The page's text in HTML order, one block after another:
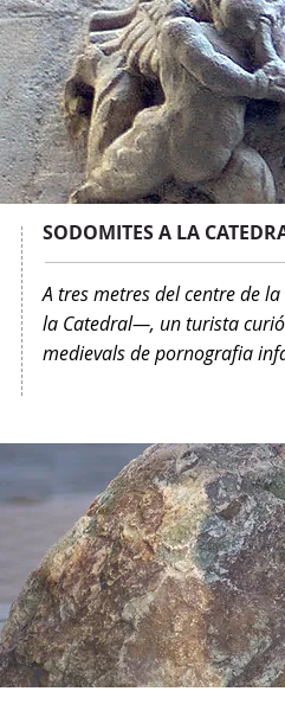
SODOMITES A LA
A tres metres del centre de
la Catedral—, un turista
medievals de pornografia